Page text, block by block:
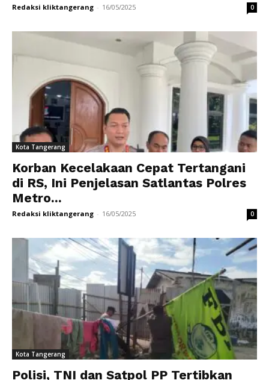
Redaksi kliktangerang - 16/05/2025 0
Kota Tangerang
Korban Kecelakaan Cepat Tertangani
di RS, Ini Penjelasan Satlantas Polres
Metro...
Redaksi kliktangerang - 16/05/2025 0
Kota Tangerang
Polisi, TNI dan Satpol PP Tertibkan